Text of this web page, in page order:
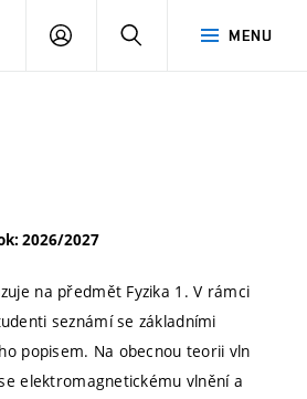
MENU
PŘIHLÁSIT
2026/2027
na předmět Fyzika 1. V rámci
seznámí se základními
popisem. Na obecnou teorii vln
elektromagnetickému vlnění a